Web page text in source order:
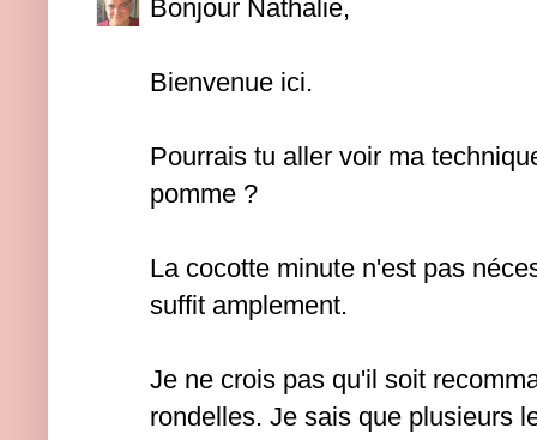
Bonjour Nathalie,
Bienvenue ici.
Pourrais tu aller voir ma
pomme ?
La cocotte minute n'est pas
suffit amplement.
Je ne crois pas qu'il soit
rondelles. Je sais que plusieurs